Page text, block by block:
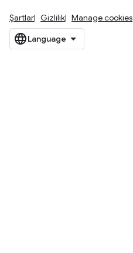
Şartlar Gizlilik Manage cookies